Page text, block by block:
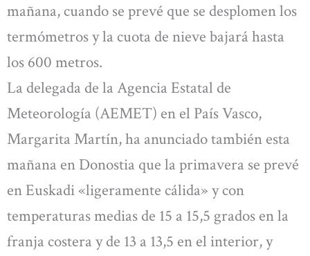
mañana, cuando se prevé que se desplomen los
termómetros y la cuota de nieve bajará hasta
los 600 metros.
La delegada de la Agencia Estatal de
Meteorología (AEMET) en el País Vasco,
Margarita Martín, ha anunciado también esta
mañana en Donostia que la primavera se prevé
en Euskadi «ligeramente cálida» y con
temperaturas medias de 15 a 15,5 grados en la
franja costera y de 13 a 13,5 en el interior, y